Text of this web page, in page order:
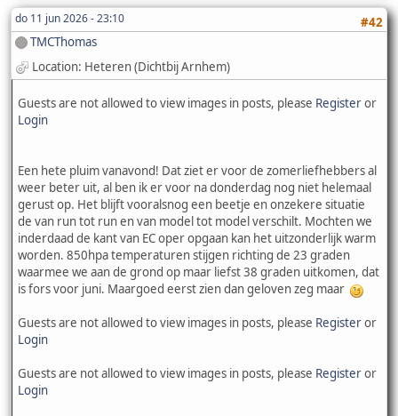
do 11 jun 2026 - 23:10
#42
TMCThomas
Location: Heteren (Dichtbij Arnhem)
Guests are not allowed to view images in posts, please Registeror
Login
Een hete pluim vanavond! Dat ziet er voor de zomerliefhebbers al
weer beter uit, al ben ik er voor na donderdag nog niet helemaal
gerust op. Het blijft vooralsnog een beetje en onzekere situatie
de van run tot run en van model tot model verschilt. Mochten we
inderdaad de kant van EC oper opgaan kan het uitzonderlijk warm
worden. 850hpa temperaturen stijgen richting de 23 graden
waarmee we aan de grond op maar liefst 38 graden uitkomen, dat
is fors voor juni. Maargoed eerst zien dan geloven zeg maar
Guests are not allowed to view images in posts, please Registeror
Login
Guests are not allowed to view images in posts, please Registeror
Login